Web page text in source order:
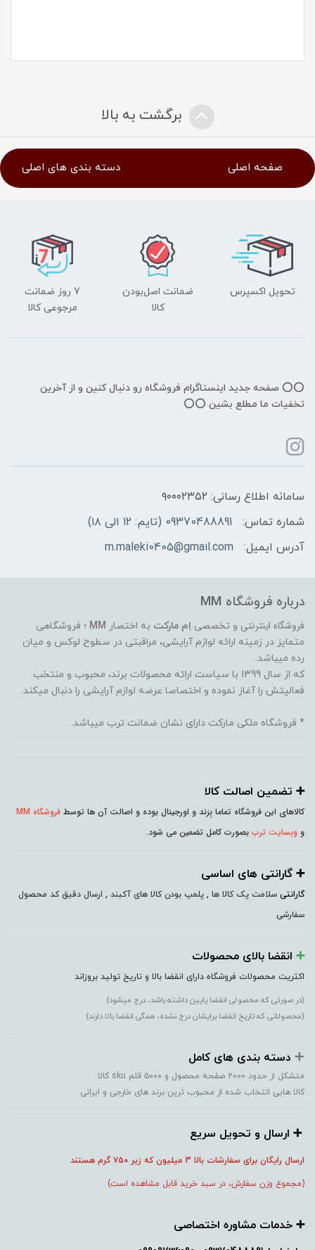
برگشت به بالا
صفحه اصلی دسته بندی های اصلی
تحویل اکسپرس
ضمانت اصل‌بودن
کالا
7 روز ضمانت
مرجوعی کالا
⭕️⭕️ صفحه جدید اینستاگرام فروشگاه رو دنبال کنین و از آخرین
تخفیات ما مطلع بشین ⭕️⭕️
سامانه اطلاع رسانی: ۹۰۰۰۲۳۵۲
شماره تماس:
09370488891 (تایم: 12 الی ۱۸)
آدرس ایمیل:
m.maleki0405@gmail.com
درباره فروشگاه MM
فروشگاه اینترنتی و تخصصی اِم مارکت به اختصار MM ؛ فروشگاهی
متمایز در زمینه ارائه لوازم آرایشی، مراقبتی در سطوح لوکس و میان
رده میباشد..
که از سال 1399 با سیاست ارائه محصولات برند، محبوب و منتخب
فعالیتش را آغاز نموده و اختصاصا عرضه لوازم آرایشی را دنبال میکند.
* فروشگاه ملکی مارکت دارای نشان ضمانت ترب میباشد.
➕️ تضمین اصالت کالا
کالاهای این فروشگاه تماما بِرَند و اورجینال بوده و اصالت آن ها توسط فروشگاه MM
و وبسایت ترب بصورت کامل تضمین می شود.
➕️ گارانتی های اساسی
گارانتی سلامت پک کالا ها , پلمپ بودن کالا های آکبند , ارسال دقیق کد محصول
سفارشی
➕️ انقضا بالای محصولات
اکثریت محصولات فروشگاه دارای انقضا بالا و تاریخ تولید بروزاند
(در صورتی که محصولی انقضا پایین داشته باشد، درج میشود)
(محصولاتی که تاریخ انقضا برایشان درج نشده، همگی انقضا بالا دارند)
➕️ دسته بندی های کامل
متشکل از حدود ۲۰۰۰ صفحه محصول و ۵۰۰۰ قلم sku کالا
کالا هایی انتخاب شده از محبوب ترین برند های خارجی و ایرانی
➕️ ارسال و تحویل سریع
ارسال رایگان برای سفارشات بالا 3 میلیون که زیر ۷۵۰ گرم هستند
(مجموع وزن سفارش، در سبد خرید قابل مشاهده است)
➕️ خدمات مشاوره اختصاصی